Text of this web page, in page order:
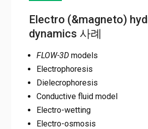
Electro (&magneto)
dynamics 사례
FLOW-3D models
Electrophoresis
Dielecrophoresis
Conductive fluid model
Electro-wetting
Electro-osmosis